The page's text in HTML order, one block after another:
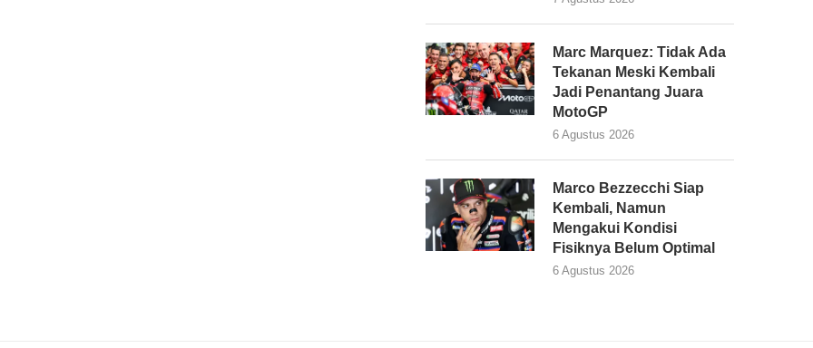
Marc Marquez: Tidak Ada
Tekanan Meski Kembali
Jadi Penantang Juara
MotoGP
6 Agustus 2026
Marco Bezzecchi Siap
Kembali, Namun
Mengakui Kondisi
Fisiknya Belum Optimal
6 Agustus 2026